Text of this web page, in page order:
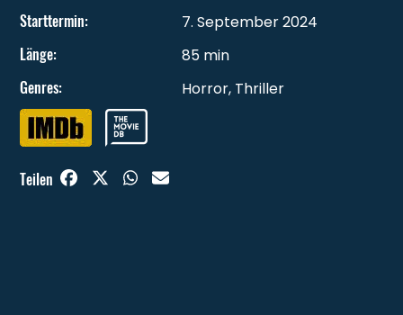
Starttermin: 7. September 2024
Länge: 85 min
Genres: Horror, Thriller
Teilen